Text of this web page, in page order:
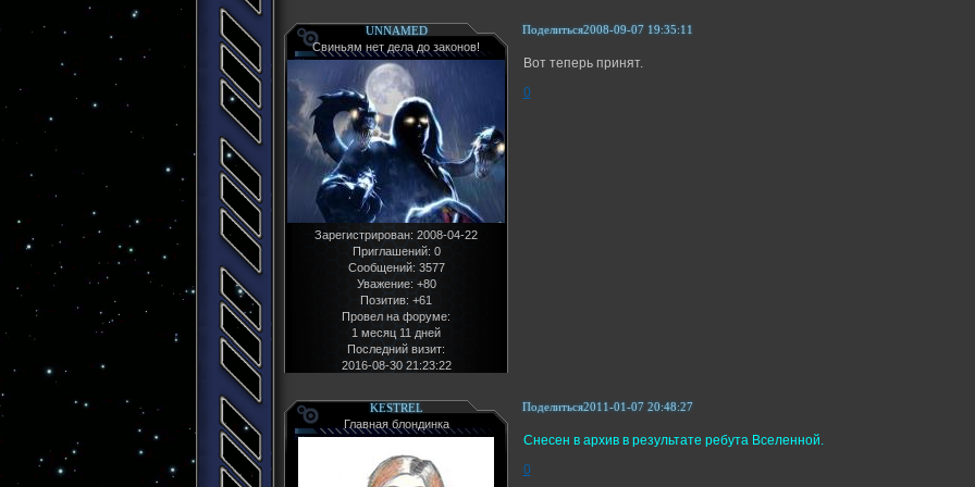
Поделиться2008-09-07 19:35:11
UNNAMED
Свиньям нет дела до законов!
Зарегистрирован: 2008-04-22
Приглашений: 0
Сообщений: 3577
Уважение: +80
Позитив: +61
Провел на форуме:
1 месяц 11 дней
Последний визит:
2016-08-30 21:23:22
Вот теперь принят.
0
Поделиться2011-01-07 20:48:27
KESTREL
Главная блондинка
Снесен в архив в результате ребута Вселенной.
0